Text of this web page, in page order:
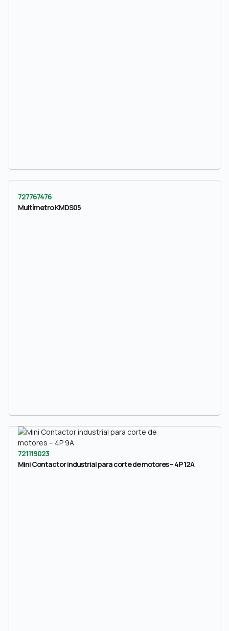
727767476
Multímetro KMDS05
721119023
Mini Contactor industrial para corte de motores – 4P 12A